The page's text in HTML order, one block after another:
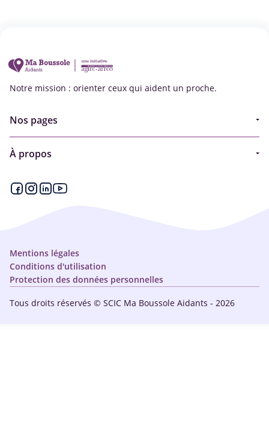
Notre mission : orienter ceux qui aident un proche.
Nos pages
Aides financières et congés
À propos
Qui sommes-nous ?
Tous droits réservés © SCIC Ma Boussole Aidants - 2026
Mentions légales
Conditions d'utilisation
Protection des données personnelles